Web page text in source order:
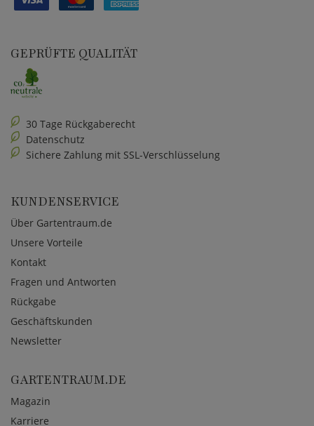
GEPRÜFTE QUALITÄT
30 Tage Rückgaberecht
Datenschutz
Sichere Zahlung mit SSL-Verschlüsselung
KUNDENSERVICE
Über Gartentraum.de
Unsere Vorteile
Kontakt
Fragen und Antworten
Rückgabe
Geschäftskunden
Newsletter
GARTENTRAUM.DE
Magazin
Karriere